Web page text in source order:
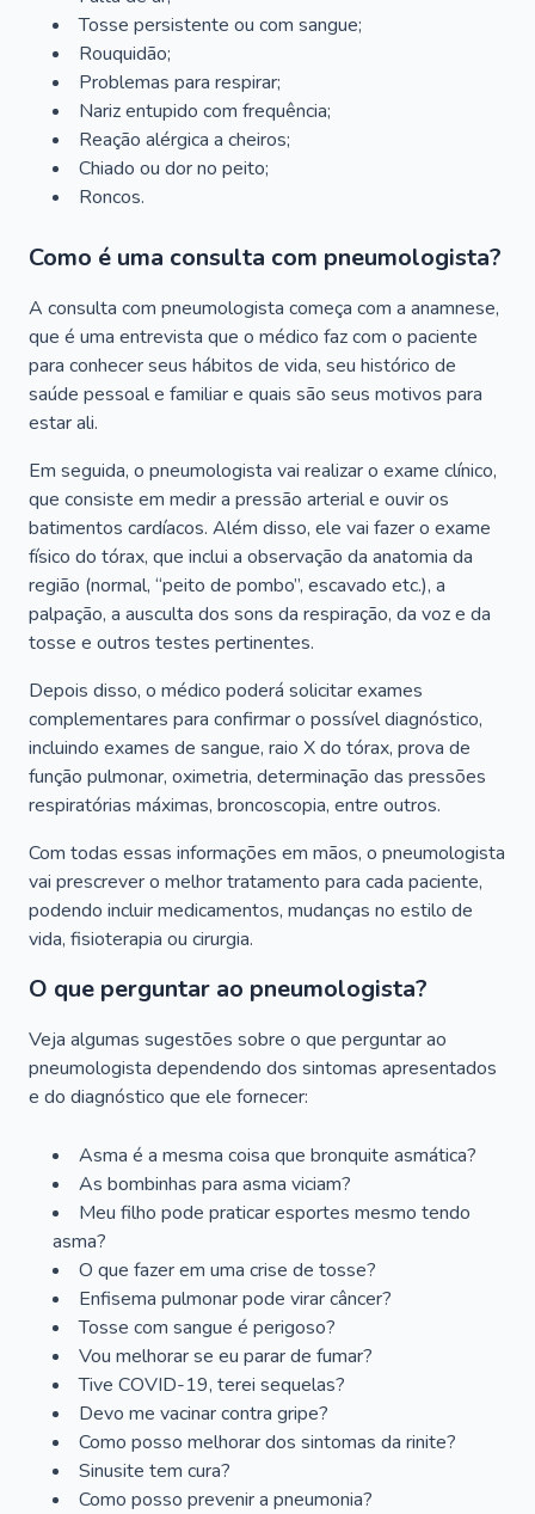
Tosse persistente ou com sangue;
Rouquidão;
Problemas para respirar;
Nariz entupido com frequência;
Reação alérgica a cheiros;
Chiado ou dor no peito;
Roncos.
Como é uma consulta com pneumologista?
A consulta com pneumologista começa com a anamnese,
que é uma entrevista que o médico faz com o paciente
para conhecer seus hábitos de vida, seu histórico de
saúde pessoal e familiar e quais são seus motivos para
estar ali.
Em seguida, o pneumologista vai realizar o exame clínico,
que consiste em medir a pressão arterial e ouvir os
batimentos cardíacos. Além disso, ele vai fazer o exame
físico do tórax, que inclui a observação da anatomia da
região (normal, “peito de pombo”, escavado etc.), a
palpação, a ausculta dos sons da respiração, da voz e da
tosse e outros testes pertinentes.
Depois disso, o médico poderá solicitar exames
complementares para confirmar o possível diagnóstico,
incluindo exames de sangue, raio X do tórax, prova de
função pulmonar, oximetria, determinação das pressões
respiratórias máximas, broncoscopia, entre outros.
Com todas essas informações em mãos, o pneumologista
vai prescrever o melhor tratamento para cada paciente,
podendo incluir medicamentos, mudanças no estilo de
vida, fisioterapia ou cirurgia.
O que perguntar ao pneumologista?
Veja algumas sugestões sobre o que perguntar ao
pneumologista dependendo dos sintomas apresentados
e do diagnóstico que ele fornecer:
Asma é a mesma coisa que bronquite asmática?
As bombinhas para asma viciam?
Meu filho pode praticar esportes mesmo tendo
asma?
O que fazer em uma crise de tosse?
Enfisema pulmonar pode virar câncer?
Tosse com sangue é perigoso?
Vou melhorar se eu parar de fumar?
Tive COVID-19, terei sequelas?
Devo me vacinar contra gripe?
Como posso melhorar dos sintomas da rinite?
Sinusite tem cura?
Como posso prevenir a pneumonia?